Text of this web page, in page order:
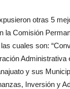
otras 5
la Comisión
cuales son:
Administrativa
y sus
Inversión y